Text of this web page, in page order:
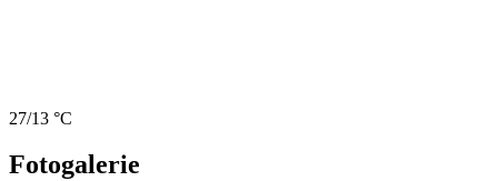
27/13 °C
Fotogalerie